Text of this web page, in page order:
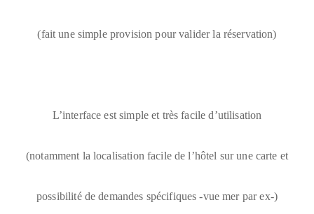
(fait une simple provision pour valider la réservation)
L’interface est simple et très facile d’utilisation
(notamment la localisation facile de l’hôtel sur une carte et
possibilité de demandes spécifiques -vue mer par ex-)